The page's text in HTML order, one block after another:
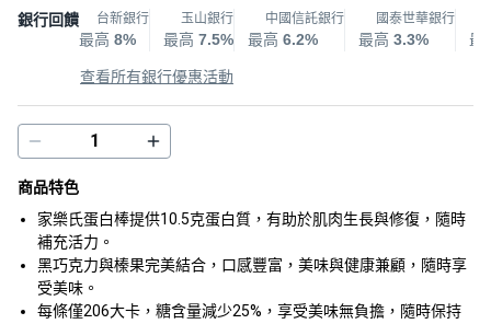
銀行回饋 台新銀行
最高 8%
玉山銀行
最高 7.5%
中國信託銀行
最高 6.2%
國泰世華銀行
最高 3.3% 最
查看所有銀行優惠活動
商品特色
家樂氏蛋白棒提供10.5克蛋白質，有助於肌肉生長與修復，隨時
補充活力。
黑巧克力與榛果完美結合，口感豐富，美味與健康兼顧，隨時享
受美味。
每條僅206大卡，糖含量減少25%，享受美味無負擔，隨時保持